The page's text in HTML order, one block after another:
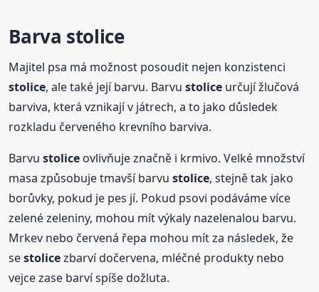
Barva stolice
Majitel psa má možnost posoudit nejen konzistenci
stolice, ale také její barvu. Barvustolice určují žlučová
barviva, která vznikají v játrech, a to jako důsledek
rozkladu červeného krevního barviva.
Barvustolice ovlivňuje značně i krmivo. Velké množství
masa způsobuje tmavší barvustolice, stejně tak jako
borůvky, pokud je pes jí. Pokud psovi podáváme více
zelené zeleniny, mohou mít výkaly nazelenalou barvu.
Mrkev nebo červená řepa mohou mít za následek, že
sestolicezbarví dočervena, mléčné produkty nebo
vejce zase barví spíše dožluta.